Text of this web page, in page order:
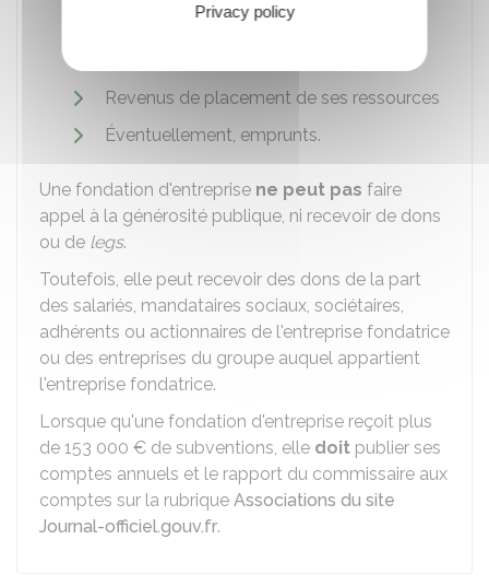
Revenus de placement de ses ressources
Éventuellement, emprunts.
Une fondation d'entreprise ne peut pas faire
appel à la générosité publique, ni recevoir de dons
ou de legs.
Toutefois, elle peut recevoir des dons de la part
des salariés, mandataires sociaux, sociétaires,
adhérents ou actionnaires de l'entreprise fondatrice
ou des entreprises du groupe auquel appartient
l'entreprise fondatrice.
Lorsque qu'une fondation d'entreprise reçoit plus
de 153 000 € de subventions, elle doit publier ses
comptes annuels et le rapport du commissaire aux
comptes sur la rubrique Associations du site
Journal-officiel.gouv.fr.
Privacy policy